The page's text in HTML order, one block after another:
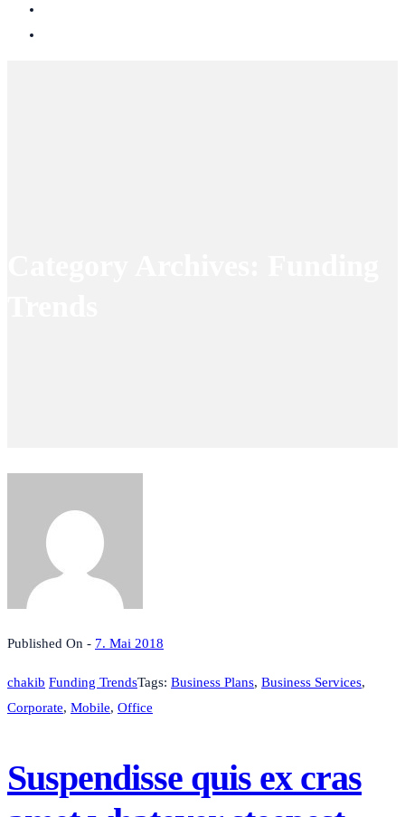
Published On - 7. Mai 2018
chakib Funding TrendsTags: Business Plans, Business Services,
Corporate, Mobile, Office
Suspendisse quis ex cras